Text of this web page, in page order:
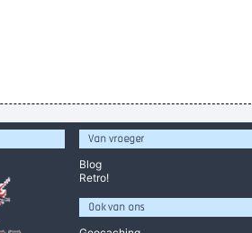
Van vroeger
Blog
Retro!
Ook van ons